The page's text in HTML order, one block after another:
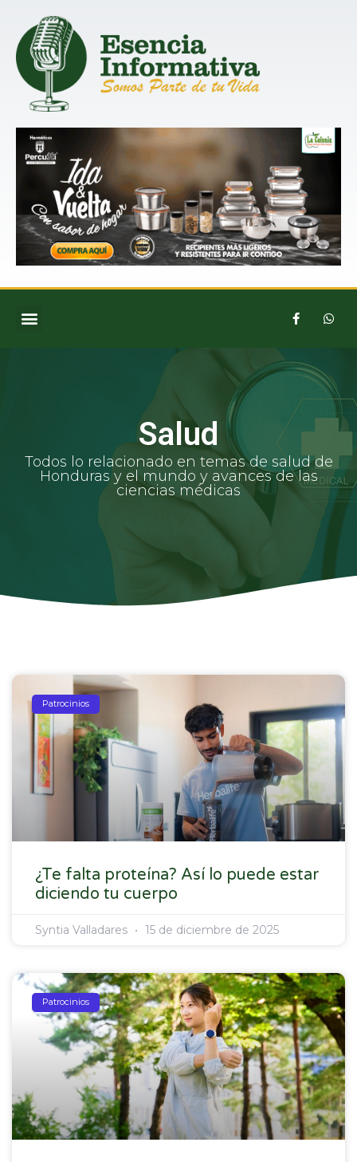
Salud
Todos lo relacionado en temas de salud de
Honduras y el mundo y avances de las
ciencias médicas
Patrocinios
¿Te falta proteína? Así lo puede estar
diciendo tu cuerpo
Syntia Valladares 15 de diciembre de 2025
Patrocinios